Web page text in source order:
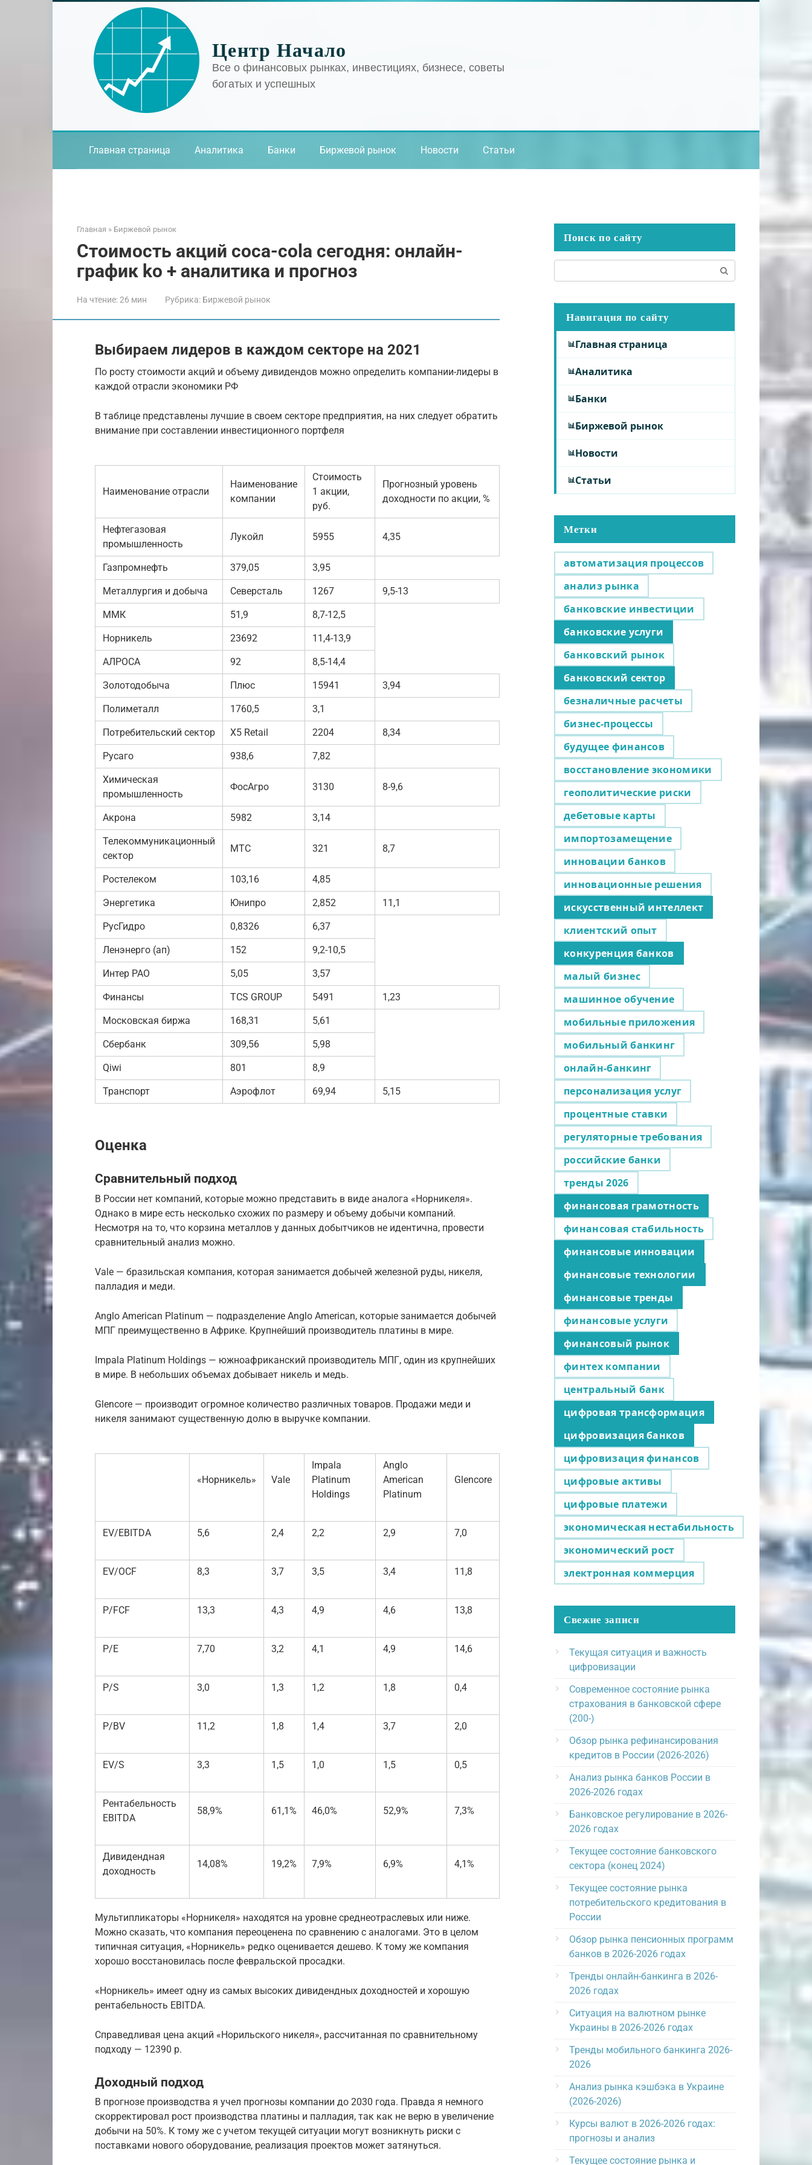
Центр Начало
Все о финансовых рынках, инвестициях, бизнесе, советы
богатых и успешных
Главная страница Аналитика Банки Биржевой рынок Новости Статьи
Главная » Биржевой рынок
Стоимость акций coca-cola сегодня: онлайн-
график ko + аналитика и прогноз
На чтение:26 мин Рубрика: Биржевой рынок
Выбираем лидеров в каждом секторе на 2021
По росту стоимости акций и объему дивидендов можно определить компании-лидеры в
каждой отрасли экономики РФ
В таблице представлены лучшие в своем секторе предприятия, на них следует обратить
внимание при составлении инвестиционного портфеля
Наименование отрасли
Наименование
компании
Стоимость
1 акции,
руб.
Прогнозный уровень
доходности по акции, %
Нефтегазовая
промышленность
Лукойл 5955 4,35
Газпромнефть 379,05 3,95
Металлургия и добыча Северсталь 1267 9,5-13
ММК 51,9 8,7-12,5
Норникель 23692 11,4-13,9
АЛРОСА 92 8,5-14,4
Золотодобыча Плюс 15941 3,94
Полиметалл 1760,5 3,1
Потребительский сектор X5 Retail 2204 8,34
Русаго 938,6 7,82
Химическая
промышленность
ФосАгро 3130 8-9,6
Акрона 5982 3,14
Телекоммуникационный
сектор
МТС 321 8,7
Ростелеком 103,16 4,85
Энергетика Юнипро 2,852 11,1
РусГидро 0,8326 6,37
Ленэнерго (ап) 152 9,2-10,5
Интер РАО 5,05 3,57
Финансы TCS GROUP 5491 1,23
Московская биржа 168,31 5,61
Сбербанк 309,56 5,98
Qiwi 801 8,9
Транспорт Аэрофлот 69,94 5,15
Оценка
Сравнительный подход
В России нет компаний, которые можно представить в виде аналога «Норникеля».
Однако в мире есть несколько схожих по размеру и объему добычи компаний.
Несмотря на то, что корзина металлов у данных добытчиков не идентична, провести
сравнительный анализ можно.
Vale — бразильская компания, которая занимается добычей железной руды, никеля,
палладия и меди.
Anglo American Platinum — подразделение Anglo American, которые занимается добычей
МПГ преимущественно в Африке. Крупнейший производитель платины в мире.
Impala Platinum Holdings — южноафриканский производитель МПГ, один из крупнейших
в мире. В небольших объемах добывает никель и медь.
Glencore — производит огромное количество различных товаров. Продажи меди и
никеля занимают существенную долю в выручке компании.
«Норникель» Vale
Impala
Platinum
Holdings
Anglo
American
Platinum
Glencore
EV/EBITDA 5,6 2,4 2,2 2,9 7,0
EV/OCF 8,3 3,7 3,5 3,4 11,8
P/FCF 13,3 4,3 4,9 4,6 13,8
P/E 7,70 3,2 4,1 4,9 14,6
P/S 3,0 1,3 1,2 1,8 0,4
P/BV 11,2 1,8 1,4 3,7 2,0
EV/S 3,3 1,5 1,0 1,5 0,5
Рентабельность
EBITDA
58,9% 61,1% 46,0% 52,9% 7,3%
Дивидендная
доходность
14,08% 19,2% 7,9% 6,9% 4,1%
Мультипликаторы «Норникеля» находятся на уровне среднеотраслевых или ниже.
Можно сказать, что компания переоценена по сравнению с аналогами. Это в целом
типичная ситуация, «Норникель» редко оценивается дешево. К тому же компания
хорошо восстановилась после февральской просадки.
«Норникель» имеет одну из самых высоких дивидендных доходностей и хорошую
рентабельность EBITDA.
Справедливая цена акций «Норильского никеля», рассчитанная по сравнительному
подходу — 12390 р.
Доходный подход
В прогнозе производства я учел прогнозы компании до 2030 года. Правда я немного
скорректировал рост производства платины и палладия, так как не верю в увеличение
добычи на 50%. К тому же с учетом текущей ситуации могут возникнуть риски с
поставками нового оборудование, реализация проектов может затянуться.
Поиск по сайту
Навигация по сайту
Главная страница
Аналитика
Банки
Биржевой рынок
Новости
Статьи
Метки
автоматизация процессов
анализ рынка
банковские инвестиции
банковские услуги
банковский рынок
банковский сектор
безналичные расчеты
бизнес-процессы
будущее финансов
восстановление экономики
геополитические риски
дебетовые карты
импортозамещение
инновации банков
инновационные решения
искусственный интеллект
клиентский опыт
конкуренция банков
малый бизнес
машинное обучение
мобильные приложения
мобильный банкинг
онлайн-банкинг
персонализация услуг
процентные ставки
регуляторные требования
российские банки
тренды 2026
финансовая грамотность
финансовая стабильность
финансовые инновации
финансовые технологии
финансовые тренды
финансовые услуги
финансовый рынок
финтех компании
центральный банк
цифровая трансформация
цифровизация банков
цифровизация финансов
цифровые активы
цифровые платежи
экономическая нестабильность
экономический рост
электронная коммерция
Свежие записи
Текущая ситуация и важность
цифровизации
Современное состояние рынка
страхования в банковской сфере
(200-)
Обзор рынка рефинансирования
кредитов в России (2026-2026)
Анализ рынка банков России в
2026-2026 годах
Банковское регулирование в 2026-
2026 годах
Текущее состояние банковского
сектора (конец 2024)
Текущее состояние рынка
потребительского кредитования в
России
Обзор рынка пенсионных программ
банков в 2026-2026 годах
Тренды онлайн-банкинга в 2026-
2026 годах
Ситуация на валютном рынке
Украины в 2026-2026 годах
Тренды мобильного банкинга 2026-
2026
Анализ рынка кэшбэка в Украине
(2026-2026)
Курсы валют в 2026-2026 годах:
прогнозы и анализ
Текущее состояние рынка и